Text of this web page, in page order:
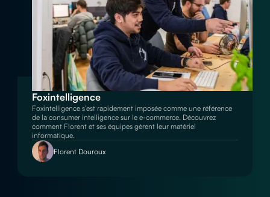
Foxintelligence
Foxintelligence s’est rapidement imposée comme une référence
de la consumer intelligence sur le e-commerce. Découvrez
comment Florent et ses équipes gèrent leur matériel
informatique.
Florent Douroux